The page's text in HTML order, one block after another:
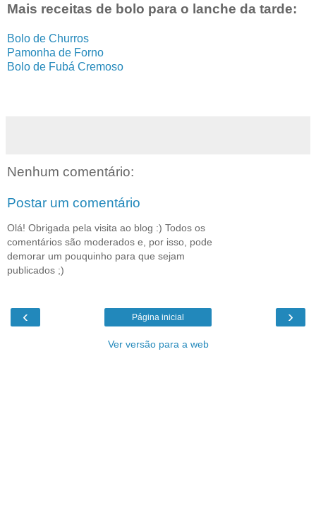
Mais receitas de bolo para o lanche da tarde:
Bolo de Churros
Pamonha de Forno
Bolo de Fubá Cremoso
Nenhum comentário:
Postar um comentário
Olá! Obrigada pela visita ao blog :) Todos os
comentários são moderados e, por isso, pode
demorar um pouquinho para que sejam
publicados ;)
‹ ›
Página inicial
Ver versão para a web